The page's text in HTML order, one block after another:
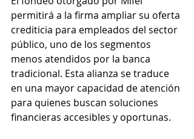
permitirá a la firma ampliar su oferta
crediticia para empleados del sector
público, uno de los segmentos
menos atendidos por la banca
tradicional. Esta alianza se traduce
en una mayor capacidad de atención
para quienes buscan soluciones
financieras accesibles y oportunas.